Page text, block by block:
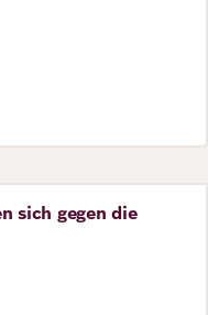
sich gegen die